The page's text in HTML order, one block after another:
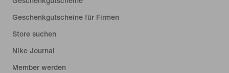
Geschenkgutscheine für Firmen
Store suchen
Nike Journal
Member werden